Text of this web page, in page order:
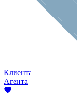
Клиента
Агента